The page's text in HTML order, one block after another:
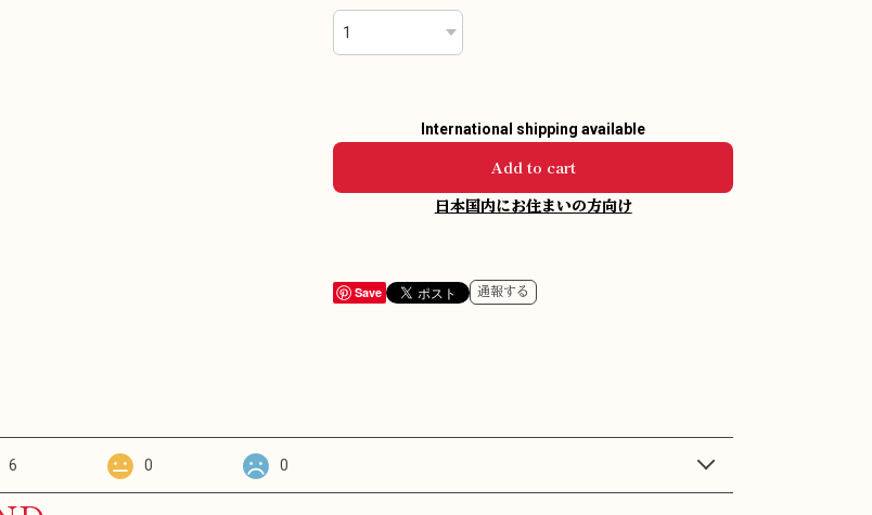
International shipping available
Add to cart
日本国内にお住まいの方向け
Save 通報する
6 0 0